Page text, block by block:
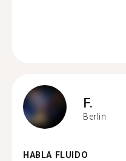
F.
Berlin
HABLA FLUIDO